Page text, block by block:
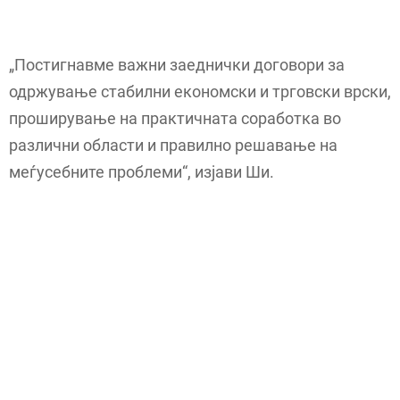
„Постигнавме важни заеднички договори за
одржување стабилни економски и трговски врски,
проширување на практичната соработка во
различни области и правилно решавање на
меѓусебните проблеми“, изјави Ши.